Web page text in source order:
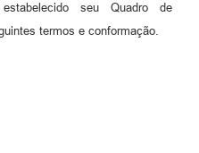
seu Quadro de
termos e conformação.